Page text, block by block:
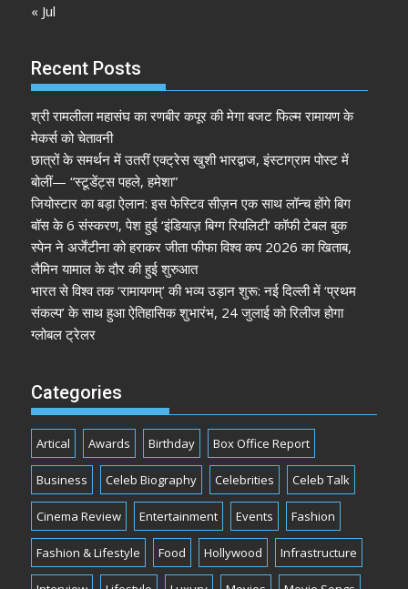
« Jul
Recent Posts
श्री रामलीला महासंघ का रणबीर कपूर की मेगा बजट फिल्म रामायण के
मेकर्स को चेतावनी
छात्रों के समर्थन में उतरीं एक्ट्रेस खुशी भारद्वाज, इंस्टाग्राम पोस्ट में
बोलीं— “स्टूडेंट्स पहले, हमेशा”
जियोस्टार का बड़ा ऐलान: इस फेस्टिव सीज़न एक साथ लॉन्च होंगे बिग
बॉस के 6 संस्करण, पेश हुई ‘इंडियाज़ बिग्ग रियलिटी’ कॉफी टेबल बुक
स्पेन ने अर्जेंटीना को हराकर जीता फीफा विश्व कप 2026 का खिताब,
लैमिन यामाल के दौर की हुई शुरुआत
भारत से विश्व तक ‘रामायणम्’ की भव्य उड़ान शुरू: नई दिल्ली में ‘प्रथम
संकल्प’ के साथ हुआ ऐतिहासिक शुभारंभ, 24 जुलाई को रिलीज होगा
ग्लोबल ट्रेलर
Categories
Artical Awards Birthday Box Office Report
Business Celeb Biography Celebrities Celeb Talk
Cinema Review Entertainment Events Fashion
Fashion & Lifestyle Food Hollywood Infrastructure